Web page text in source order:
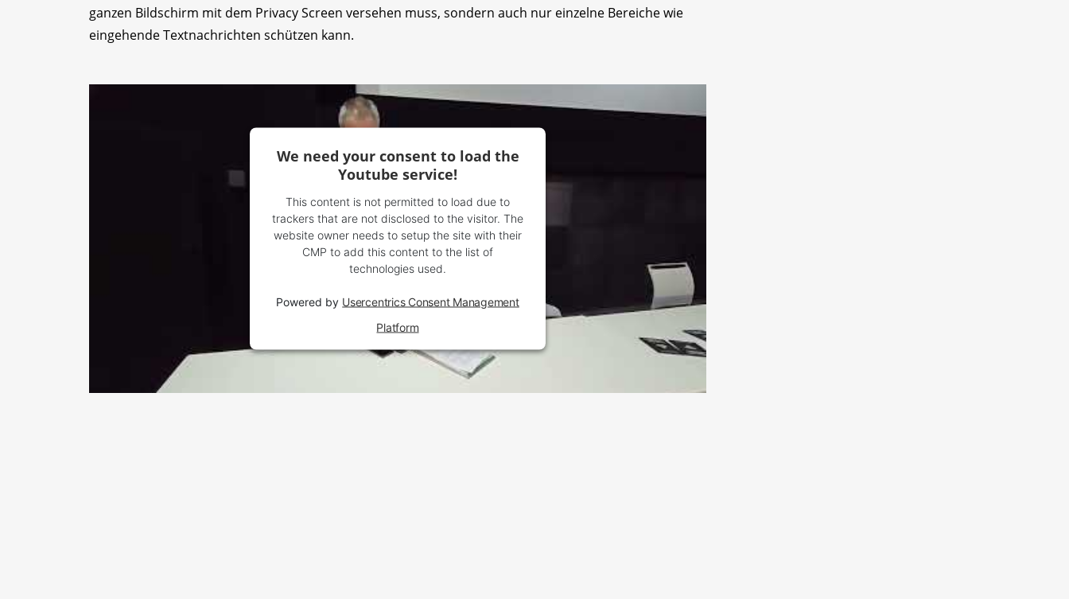
ganzen Bildschirm mit dem Privacy Screen versehen muss, sondern auch nur einzelne Bereiche wie
eingehende Textnachrichten schützen kann.
We need your consent to load the
Youtube service!
This content is not permitted to load due to
trackers that are not disclosed to the visitor. The
website owner needs to setup the site with their
CMP to add this content to the list of
technologies used.
Powered by Usercentrics Consent Management
Platform